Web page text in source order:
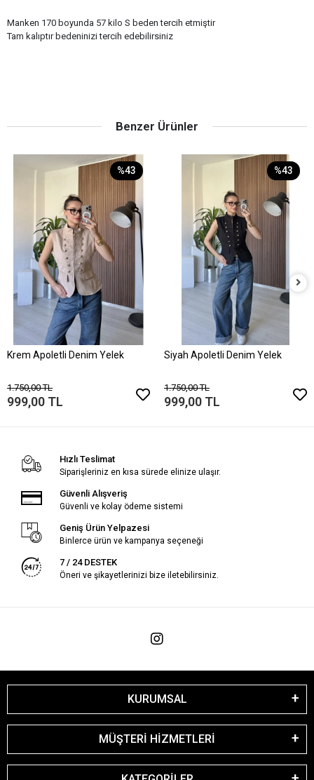
Manken 170 boyunda 57 kilo S beden tercih etmiştir
Tam kalıptır bedeninizi tercih edebilirsiniz
Benzer Ürünler
%43
Krem Apoletli Denim Yelek
1.750,00 TL
999,00 TL
%43
Siyah Apoletli Denim Yelek
1.750,00 TL
999,00 TL
Hızlı Teslimat
Siparişleriniz en kısa sürede elinize ulaşır.
Güvenli Alışveriş
Güvenli ve kolay ödeme sistemi
Geniş Ürün Yelpazesi
Binlerce ürün ve kampanya seçeneği
7 / 24 DESTEK
Öneri ve şikayetlerinizi bize iletebilirsiniz.
KURUMSAL
MÜŞTERİ HİZMETLERİ